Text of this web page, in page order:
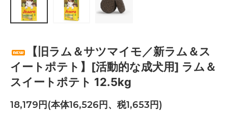
【旧ラム＆サツマイモ／新ラム＆ス
イートポテト】[活動的な成犬用] ラム＆
スイートポテト 12.5kg
18,179円(本体16,526円、税1,653円)